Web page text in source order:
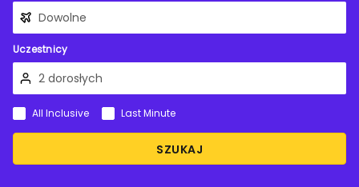
Uczestnicy
SZUKAJ
All Inclusive Last Minute